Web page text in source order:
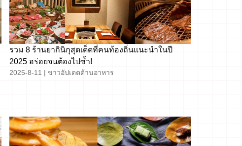
รวม 8 ร้านยากินิกุสุดเด็ดที่คนท้องถิ่นแนะนำในปี
2025 อร่อยจนต้องไปซ้ำ!
2025-8-11 | ข่าวอัปเดตด้านอาหาร